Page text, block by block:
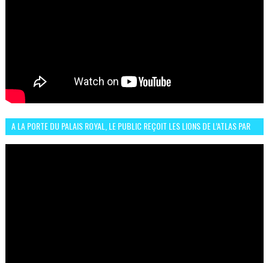
A LA PORTE DU PALAIS ROYAL, LE PUBLIC REÇOIT LES LIONS DE L’ATLAS PAR
LA CÉLÈBRE EXPRESSION SIIIR